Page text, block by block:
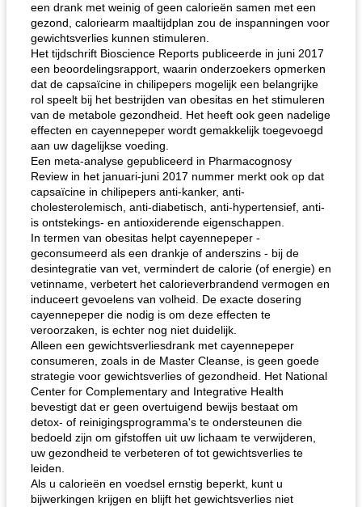
een drank met weinig of geen calorieën samen met een
gezond, caloriearm maaltijdplan zou de inspanningen voor
gewichtsverlies kunnen stimuleren.
Het tijdschrift Bioscience Reports publiceerde in juni 2017
een beoordelingsrapport, waarin onderzoekers opmerken
dat de capsaïcine in chilipepers mogelijk een belangrijke
rol speelt bij het bestrijden van obesitas en het stimuleren
van de metabole gezondheid. Het heeft ook geen nadelige
effecten en cayennepeper wordt gemakkelijk toegevoegd
aan uw dagelijkse voeding.
Een meta-analyse gepubliceerd in Pharmacognosy
Review in het januari-juni 2017 nummer merkt ook op dat
capsaïcine in chilipepers anti-kanker, anti-
cholesterolemisch, anti-diabetisch, anti-hypertensief, anti-
is ontstekings- en antioxiderende eigenschappen.
In termen van obesitas helpt cayennepeper -
geconsumeerd als een drankje of anderszins - bij de
desintegratie van vet, vermindert de calorie (of energie) en
vetinname, verbetert het calorieverbrandend vermogen en
induceert gevoelens van volheid. De exacte dosering
cayennepeper die nodig is om deze effecten te
veroorzaken, is echter nog niet duidelijk.
Alleen een gewichtsverliesdrank met cayennepeper
consumeren, zoals in de Master Cleanse, is geen goede
strategie voor gewichtsverlies of gezondheid. Het National
Center for Complementary and Integrative Health
bevestigt dat er geen overtuigend bewijs bestaat om
detox- of reinigingsprogramma's te ondersteunen die
bedoeld zijn om gifstoffen uit uw lichaam te verwijderen,
uw gezondheid te verbeteren of tot gewichtsverlies te
leiden.
Als u calorieën en voedsel ernstig beperkt, kunt u
bijwerkingen krijgen en blijft het gewichtsverlies niet